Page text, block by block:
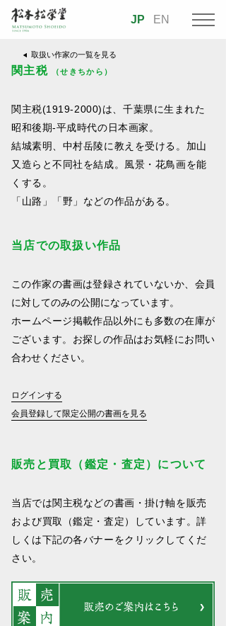
JP EN
取扱い作家の一覧を見る
関主税 （せきちから）
関主税(1919-2000)は、千葉県に生まれた
昭和後期-平成時代の日本画家。
結城素明、中村岳陵に教えを受ける。加山
又造らと不同社を結成。風景・花鳥画を能
くする。
「山路」「野」などの作品がある。
当店での取扱い作品
この作家の書画は登録されていないか、会員
に対してのみの公開になっています。
ホームページ掲載作品以外にも多数の在庫が
ございます。お探しの作品はお気軽にお問い
合わせください。
ログインする
会員登録して限定公開の書画を見る
販売と買取（鑑定・査定）について
当店では関主税などの書画・掛け軸を販売
および買取（鑑定・査定）しています。詳
しくは下記の各バナーをクリックしてくだ
さい。